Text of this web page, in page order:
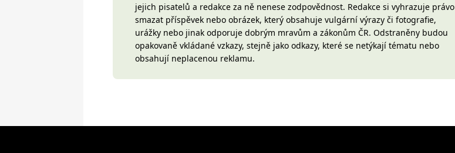
jejich pisatelů a redakce za ně nenese zodpovědnost. Redakce si vyhrazuje právo
smazat příspěvek nebo obrázek, který obsahuje vulgární výrazy či fotografie,
urážky nebo jinak odporuje dobrým mravům a zákonům ČR. Odstraněny budou
opakovaně vkládané vzkazy, stejně jako odkazy, které se netýkají tématu nebo
obsahují neplacenou reklamu.